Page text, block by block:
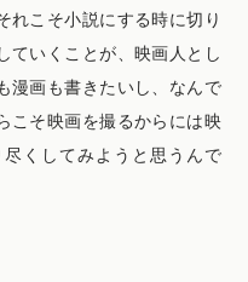
れこそ小説にする時に切り
ていくことが、映画人とし
漫画も書きたいし、なんで
こそ映画を撮るからには映
くしてみようと思うんで